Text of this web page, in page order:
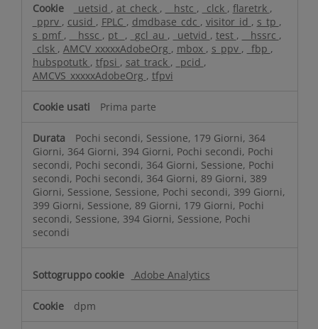
_uetsid , at_check , __hstc , _clck , flaretrk ,
_pprv , cusid , FPLC , dmdbase_cdc , visitor_id , s_tp ,
s_pmf , __hssc , pt_ , _gcl_au , _uetvid , test , __hssrc ,
_clsk , AMCV_xxxxxAdobeOrg , mbox , s_ppv , _fbp ,
hubspotutk , tfpsi , sat_track , _pcid ,
AMCVS_xxxxxAdobeOrg , tfpvi
Prima parte
Pochi secondi, Sessione, 179 Giorni, 364
Giorni, 364 Giorni, 394 Giorni, Pochi secondi, Pochi
secondi, Pochi secondi, 364 Giorni, Sessione, Pochi
secondi, Pochi secondi, 364 Giorni, 89 Giorni, 389
Giorni, Sessione, Sessione, Pochi secondi, 399 Giorni,
399 Giorni, Sessione, 89 Giorni, 179 Giorni, Pochi
secondi, Sessione, 394 Giorni, Sessione, Pochi
secondi
Adobe Analytics
dpm